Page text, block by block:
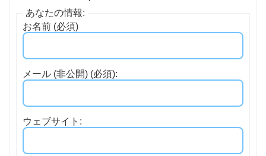
あなたの情報:
お名前 (必須)
メール (非公開) (必須):
ウェブサイト: